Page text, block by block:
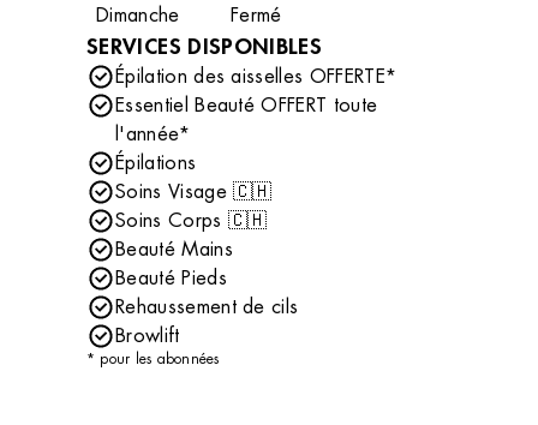
Dimanche
Fermé
SERVICES DISPONIBLES
Épilation des aisselles OFFERTE*
Essentiel Beauté OFFERT toute
l'année*
Épilations
Soins Visage 🇨🇭
Soins Corps 🇨🇭
Beauté Mains
Beauté Pieds
Rehaussement de cils
Browlift
* pour les abonnées